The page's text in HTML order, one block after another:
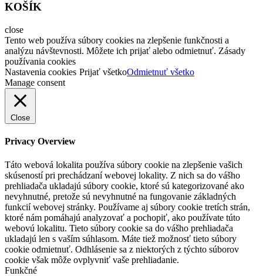
KOŠÍK
close
Tento web používa súbory cookies na zlepšenie funkčnosti a
analýzu návštevnosti. Môžete ich prijať alebo odmietnuť. Zásady
používania cookies
Nastavenia cookies Prijať všetkoOdmietnuť všetko
Manage consent
Close
Privacy Overview
Táto webová lokalita používa súbory cookie na zlepšenie vašich
skúseností pri prechádzaní webovej lokality. Z nich sa do vášho
prehliadača ukladajú súbory cookie, ktoré sú kategorizované ako
nevyhnutné, pretože sú nevyhnutné na fungovanie základných
funkcií webovej stránky. Používame aj súbory cookie tretích strán,
ktoré nám pomáhajú analyzovať a pochopiť, ako používate túto
webovú lokalitu. Tieto súbory cookie sa do vášho prehliadača
ukladajú len s vaším súhlasom. Máte tiež možnosť tieto súbory
cookie odmietnuť. Odhlásenie sa z niektorých z týchto súborov
cookie však môže ovplyvniť vaše prehliadanie.
Funkčné